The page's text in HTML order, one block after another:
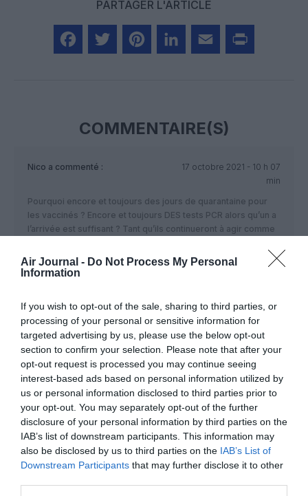
Air Journal - Do Not Process My Personal
Information
If you wish to opt-out of the sale, sharing to third parties, or
processing of your personal or sensitive information for
targeted advertising by us, please use the below opt-out
section to confirm your selection. Please note that after your
opt-out request is processed you may continue seeing
interest-based ads based on personal information utilized by
us or personal information disclosed to third parties prior to
your opt-out. You may separately opt-out of the further
disclosure of your personal information by third parties on the
IAB’s list of downstream participants. This information may
also be disclosed by us to third parties on the IAB’s List of
Downstream Participants that may further disclose it to other
PARTAGER L'ARTICLE
COMMENTAIRE(S)
Nico a commenté :
17 octobre 2021 - 10 h 07
min
Pourquoi encore et toujours des jours de quarantaine pour
les vaccinés ? Encore et toujours DES tests PCR alors qu’un a
l’arrivée est suffisant ? Tant qu’ils continueront à agir comme
un moment.
DAVID a commenté :
17 octobre 2021 - 19 h
05 min
Tout à fait d’accord, être vacciné et encore devoir
subir des test je dis NON! Je n’ai pas envie d’annuler
mes vacances 48h avant le départ ou pire après
avoir fait 10h de vol! Boycott de ces pays qui ont des
exigences ridicules face aux vaccinés!
RÉPONDRE